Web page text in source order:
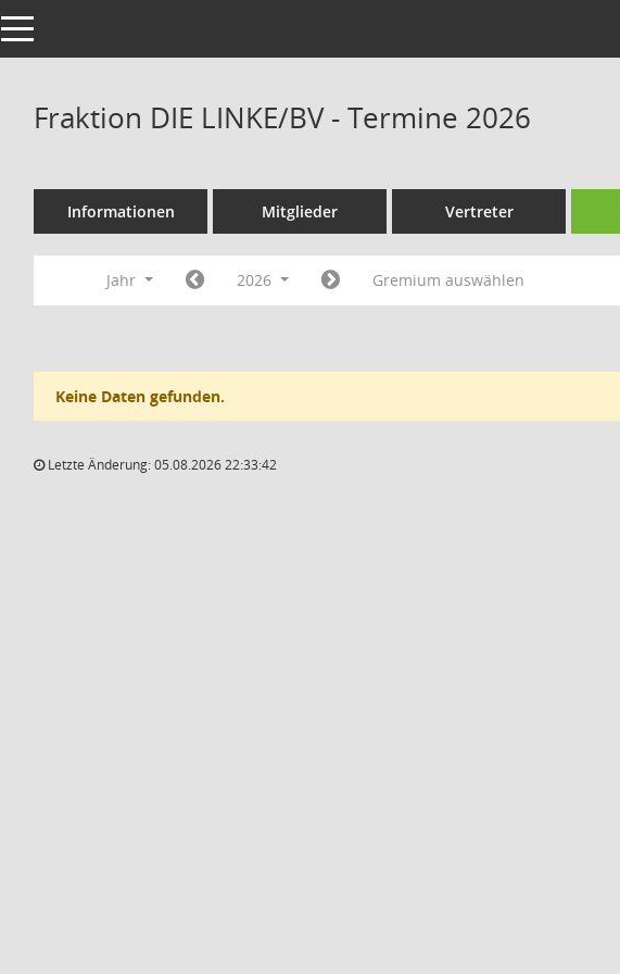
Toggle navigation
Fraktion DIE LINKE/BV - Termine 2026
Informationen Mitglieder Vertreter
Jahr 2026 Gremium auswählen
Keine Daten gefunden.
Letzte Änderung: 05.08.2026 22:33:42